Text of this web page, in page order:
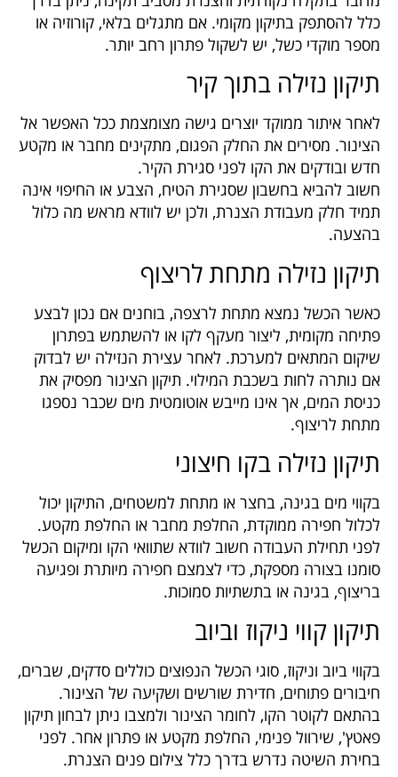
כלל להסתפק בתיקון מקומי. אם מתגלים בלאי, קורוזיה או
מספר מוקדי כשל, יש לשקול פתרון רחב יותר.
תיקון נזילה בתוך קיר
לאחר איתור ממוקד יוצרים גישה מצומצמת ככל האפשר אל
הצינור. מסירים את החלק הפגום, מתקינים מחבר או מקטע
חדש ובודקים את הקו לפני סגירת הקיר.
חשוב להביא בחשבון שסגירת הטיח, הצבע או החיפוי אינה
תמיד חלק מעבודת הצנרת, ולכן יש לוודא מראש מה כלול
בהצעה.
תיקון נזילה מתחת לריצוף
כאשר הכשל נמצא מתחת לרצפה, בוחנים אם נכון לבצע
פתיחה מקומית, ליצור מעקף לקו או להשתמש בפתרון
שיקום המתאים למערכת. לאחר עצירת הנזילה יש לבדוק
אם נותרה לחות בשכבת המילוי. תיקון הצינור מפסיק את
כניסת המים, אך אינו מייבש אוטומטית מים שכבר נספגו
מתחת לריצוף.
תיקון נזילה בקו חיצוני
בקווי מים בגינה, בחצר או מתחת למשטחים, התיקון יכול
לכלול חפירה ממוקדת, החלפת מחבר או החלפת מקטע.
לפני תחילת העבודה חשוב לוודא שתוואי הקו ומיקום הכשל
סומנו בצורה מספקת, כדי לצמצם חפירה מיותרת ופגיעה
בריצוף, בגינה או בתשתיות סמוכות.
תיקון קווי ניקוז וביוב
בקווי ביוב וניקוז, סוגי הכשל הנפוצים כוללים סדקים, שברים,
חיבורים פתוחים, חדירת שורשים ושקיעה של הצינור.
בהתאם לקוטר הקו, לחומר הצינור ולמצבו ניתן לבחון תיקון
פאטץ', שירוול פנימי, החלפת מקטע או פתרון אחר. לפני
בחירת השיטה נדרש בדרך כלל צילום פנים הצנרת.